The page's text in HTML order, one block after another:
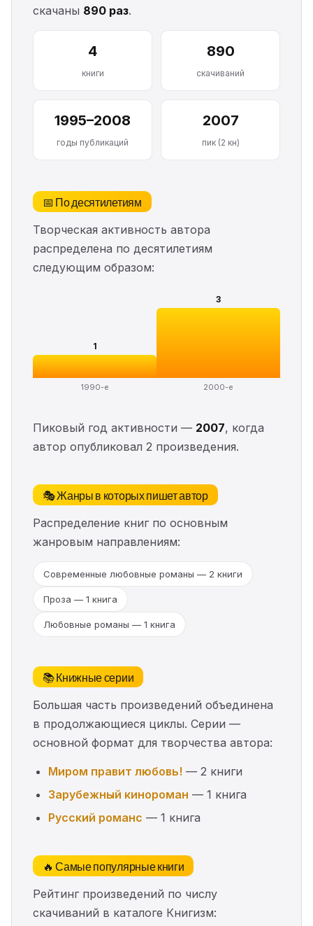
скачаны 890 раз.
4
книги
890
скачиваний
1995–2008
годы публикаций
2007
пик (2 кн)
📅 По десятилетиям
Творческая активность автора
распределена по десятилетиям
следующим образом:
1
1990-е
3
2000-е
Пиковый год активности — 2007, когда
автор опубликовал 2 произведения.
🎭 Жанры в которых пишет автор
Распределение книг по основным
жанровым направлениям:
Современные любовные романы — 2 книги
Проза — 1 книга
Любовные романы — 1 книга
📚 Книжные серии
Большая часть произведений объединена
в продолжающиеся циклы. Серии —
основной формат для творчества автора:
Миром правит любовь! — 2 книги
Зарубежный кинороман — 1 книга
Русский романс — 1 книга
🔥 Самые популярные книги
Рейтинг произведений по числу
скачиваний в каталоге Книгизм: